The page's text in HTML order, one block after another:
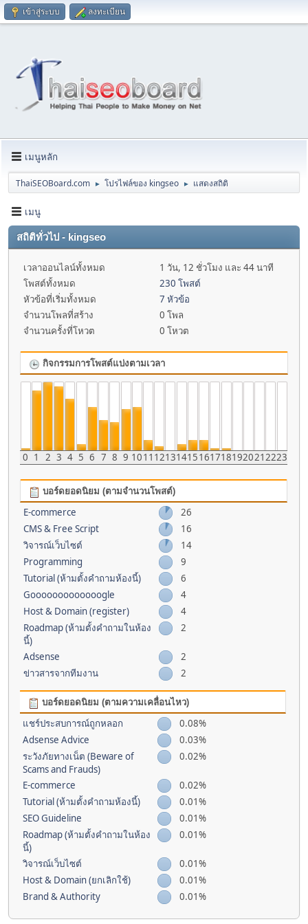
เข้าสู่ระบบ ลงทะเบียน
เมนูหลัก
ThaiSEOBoard.com ► โปรไฟล์ของ kingseo ► แสดงสถิติ
เมนู
สถิติทั่วไป - kingseo
เวลาออนไลน์ทั้งหมด
1 วัน, 12 ชั่วโมง และ 44 นาที
โพสต์ทั้งหมด
230 โพสต์
หัวข้อที่เริ่มทั้งหมด
7 หัวข้อ
จำนวนโพลที่สร้าง
0 โพล
จำนวนครั้งที่โหวต
0 โหวต
กิจกรรมการโพสต์แบ่งตามเวลา
0 1 2 3 4 5 6 7 8 9 1011 121314151617181920212223
บอร์ดยอดนิยม (ตามจำนวนโพสต์)
E-commerce
26
CMS & Free Script
16
วิจารณ์เว็บไซต์
14
Programming
9
Tutorial (ห้ามตั้งคำถามห้องนี้)
6
Gooooooooooooogle
4
Host & Domain (register)
4
Roadmap (ห้ามตั้งคำถามในห้อง
นี้)
2
Adsense
2
ข่าวสารจากทีมงาน
2
บอร์ดยอดนิยม (ตามความเคลื่อนไหว)
แชร์ประสบการณ์ถูกหลอก
0.08%
Adsense Advice
0.03%
ระวังภัยทางเน็ต (Beware of
Scams and Frauds)
0.02%
E-commerce
0.02%
Tutorial (ห้ามตั้งคำถามห้องนี้)
0.01%
SEO Guideline
0.01%
Roadmap (ห้ามตั้งคำถามในห้อง
นี้)
0.01%
วิจารณ์เว็บไซต์
0.01%
Host & Domain (ยกเลิกใช้)
0.01%
Brand & Authority
0.01%